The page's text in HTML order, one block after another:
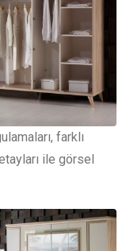
farklı
ile görsel